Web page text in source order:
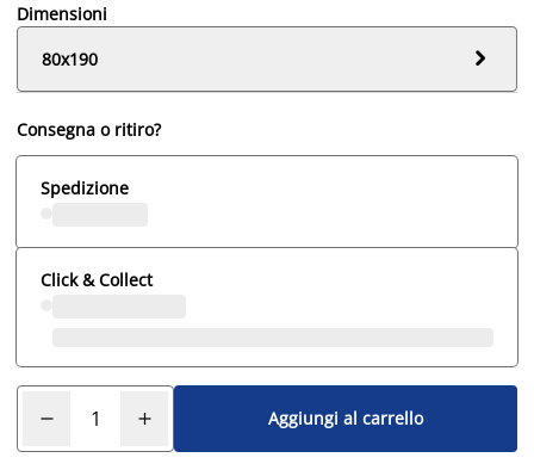
Dimensioni
80x190

Consegna o ritiro?
Spedizione
Click & Collect
Aggiungi al carrello